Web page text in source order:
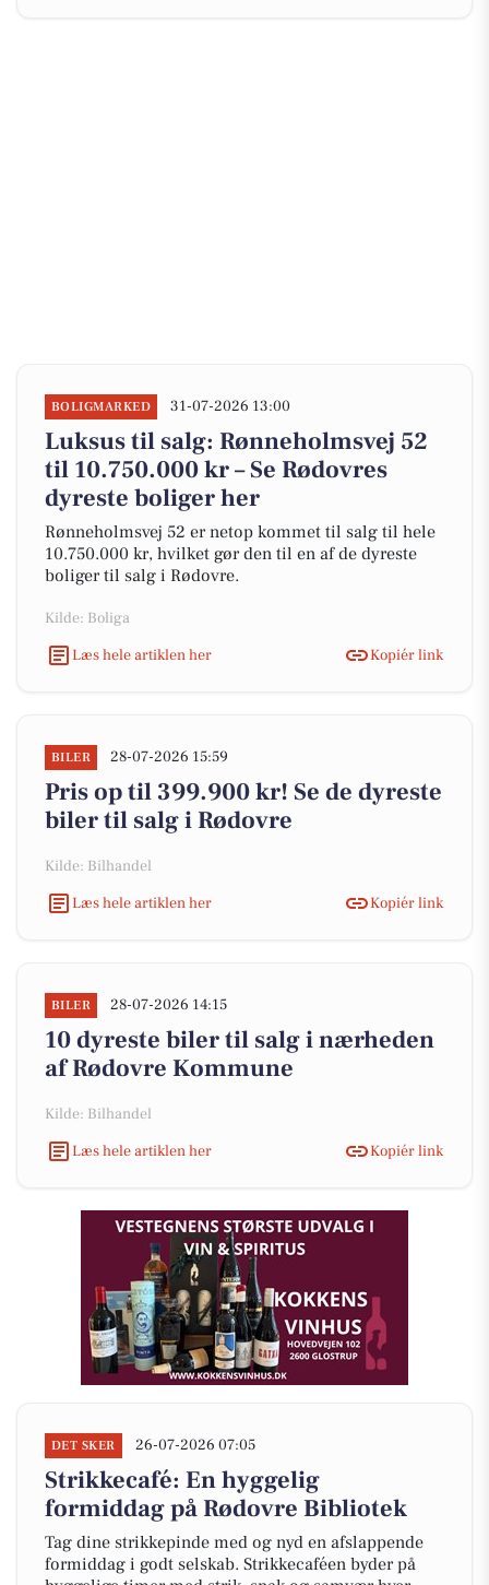
BOLIGMARKED 31-07-2026 13:00
Luksus til salg: Rønneholmsvej 52
til 10.750.000 kr – Se Rødovres
dyreste boliger her
Rønneholmsvej 52 er netop kommet til salg til hele
10.750.000 kr, hvilket gør den til en af de dyreste
boliger til salg i Rødovre.
Kilde: Boliga
Læs hele artiklen her
Kopiér link
BILER 28-07-2026 15:59
Pris op til 399.900 kr! Se de dyreste
biler til salg i Rødovre
Kilde: Bilhandel
Læs hele artiklen her
Kopiér link
BILER 28-07-2026 14:15
10 dyreste biler til salg i nærheden
af Rødovre Kommune
Kilde: Bilhandel
Læs hele artiklen her
Kopiér link
DET SKER 26-07-2026 07:05
Strikkecafé: En hyggelig
formiddag på Rødovre Bibliotek
Tag dine strikkepinde med og nyd en afslappende
formiddag i godt selskab. Strikkecaféen byder på